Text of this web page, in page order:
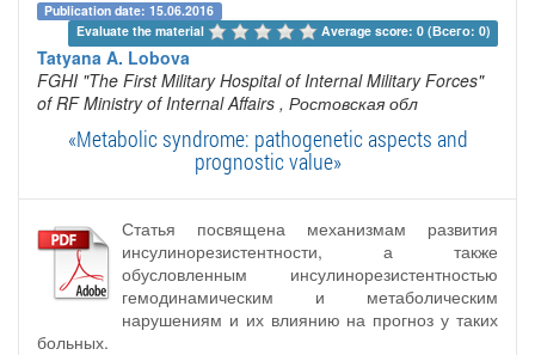
Publication date: 15.06.2016
Evaluate the material
Average score: 0 (Всего: 0)
Tatyana A. Lobova
FGHI "The First Military Hospital of Internal Military Forces"
of RF Ministry of Internal Affairs , Ростовская обл
«Metabolic syndrome: pathogenetic aspects and
prognostic value»
Статья посвящена механизмам развития
инсулинорезистентности, а также
обусловленным инсулинорезистентностью
гемодинамическим и метаболическим
нарушениям и их влиянию на прогноз у таких
больных.